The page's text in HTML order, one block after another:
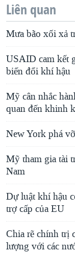
Liên quan
Mưa bão xối xả
USAID cam kết
biến đổi khí hậu
Mỹ cân nhắc
quan đến khinh
New York phá
Mỹ tham gia tài
Nam
Dự luật khí hậu
trợ cấp của EU
Chia rẽ chính trị
lượng với các